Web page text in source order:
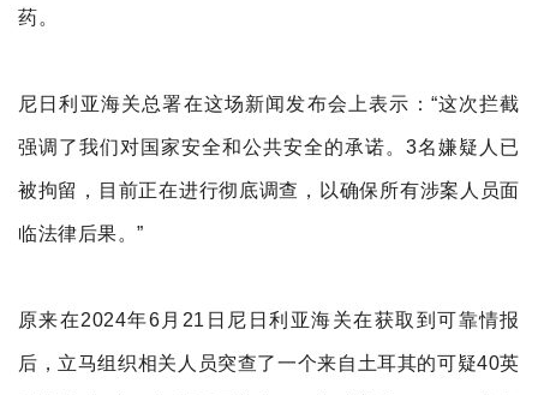
药。
尼日利亚海关总署在这场新闻发布会上表示 ：“这次拦截
强调了我们对国家安全和公共安全的承诺。3名嫌疑人已
被拘留，目前正在进行彻底调查，以确保所有涉案人员面
临法律后果。”
原来在2024年6月21日尼日利亚海关在获取到可靠情报
后，立马组织相关人员突查了一个来自土耳其的可疑40英